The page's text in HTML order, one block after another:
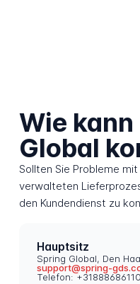
Wie
Global
Sollten Sie Probleme
verwalteten
den Kundendienst zu
Hauptsitz
Spring Global, Den
support@spring-
Telefon: +31888686110